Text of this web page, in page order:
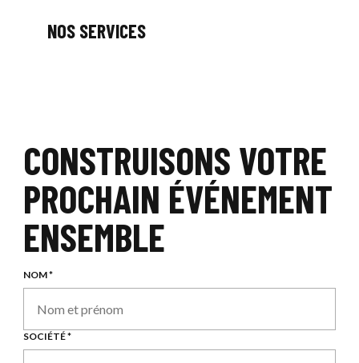
NOS SERVICES
CONSTRUISONS VOTRE
PROCHAIN ÉVÉNEMENT
ENSEMBLE
NOM *
SOCIÉTÉ *